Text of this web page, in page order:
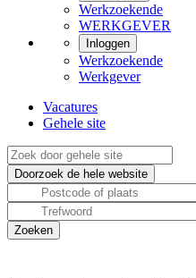
Werkzoekende
WERKGEVER
Inloggen
Werkzoekende
Werkgever
Vacatures
Gehele site